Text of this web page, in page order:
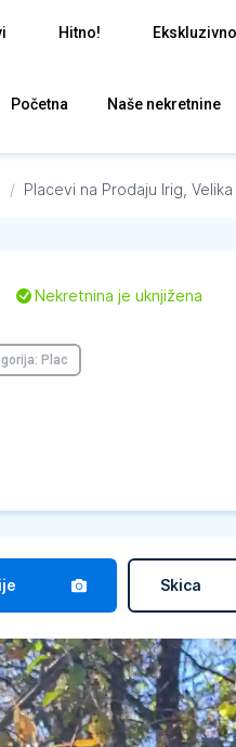
Hitno! Ekskluzivno
Početna Naše nekretnine
/ Placevi na Prodaju Irig,
L Nekretnina je uknjižena
Plac
Skica